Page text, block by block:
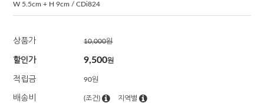
W 5.5cm + H 9cm / CDi824
상품가 10,000원
할인가 9,500원
적립금 90원
배송비 (조건) 지역별